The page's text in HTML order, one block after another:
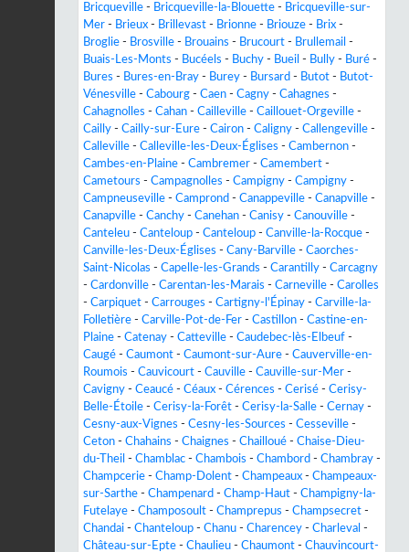
Bricqueville - Bricqueville-la-Blouette - Bricqueville-sur-
Mer - Brieux - Brillevast - Brionne - Briouze - Brix -
Broglie - Brosville - Brouains - Brucourt - Brullemail -
Buais-Les-Monts - Bucéels - Buchy - Bueil - Bully - Buré -
Bures - Bures-en-Bray - Burey - Bursard - Butot - Butot-
Vénesville - Cabourg - Caen - Cagny - Cahagnes -
Cahagnolles - Cahan - Cailleville - Caillouet-Orgeville -
Cailly - Cailly-sur-Eure - Cairon - Caligny - Callengeville -
Calleville - Calleville-les-Deux-Églises - Cambernon -
Cambes-en-Plaine - Cambremer - Camembert -
Cametours - Campagnolles - Campigny - Campigny -
Campneuseville - Camprond - Canappeville - Canapville -
Canapville - Canchy - Canehan - Canisy - Canouville -
Canteleu - Canteloup - Canteloup - Canville-la-Rocque -
Canville-les-Deux-Églises - Cany-Barville - Caorches-
Saint-Nicolas - Capelle-les-Grands - Carantilly - Carcagny
- Cardonville - Carentan-les-Marais - Carneville - Carolles
- Carpiquet - Carrouges - Cartigny-l'Épinay - Carville-la-
Folletière - Carville-Pot-de-Fer - Castillon - Castine-en-
Plaine - Catenay - Catteville - Caudebec-lès-Elbeuf -
Caugé - Caumont - Caumont-sur-Aure - Cauverville-en-
Roumois - Cauvicourt - Cauville - Cauville-sur-Mer -
Cavigny - Ceaucé - Céaux - Cérences - Cerisé - Cerisy-
Belle-Étoile - Cerisy-la-Forêt - Cerisy-la-Salle - Cernay -
Cesny-aux-Vignes - Cesny-les-Sources - Cesseville -
Ceton - Chahains - Chaignes - Chailloué - Chaise-Dieu-
du-Theil - Chamblac - Chambois - Chambord - Chambray -
Champcerie - Champ-Dolent - Champeaux - Champeaux-
sur-Sarthe - Champenard - Champ-Haut - Champigny-la-
Futelaye - Champosoult - Champrepus - Champsecret -
Chandai - Chanteloup - Chanu - Charencey - Charleval -
Château-sur-Epte - Chaulieu - Chaumont - Chauvincourt-